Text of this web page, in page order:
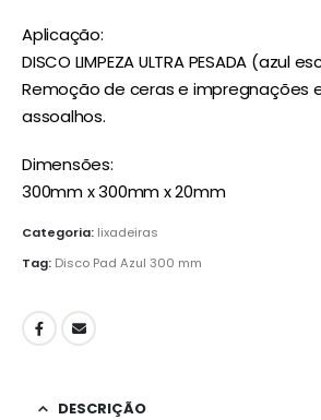
Aplicação:
DISCO LIMPEZA ULTRA PESADA (azul
Remoção de ceras e impregnações
assoalhos.
Dimensões:
300mm x 300mm x 20mm
Categoria: lixadeiras
Tag: Disco Pad Azul 300 mm
DESCRIÇÃO